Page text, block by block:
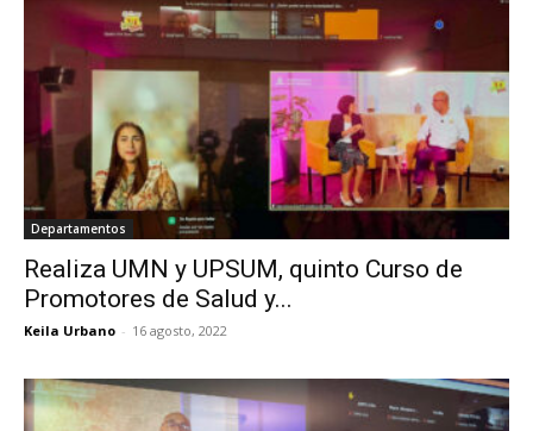
Departamentos
Realiza UMN y UPSUM, quinto Curso de
Promotores de Salud y...
Keila Urbano - 16 agosto, 2022